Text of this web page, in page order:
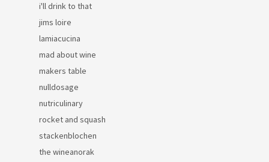
i'll drink to that
jims loire
lamiacucina
mad about wine
makers table
nulldosage
nutriculinary
rocket and squash
stackenblochen
the wineanorak